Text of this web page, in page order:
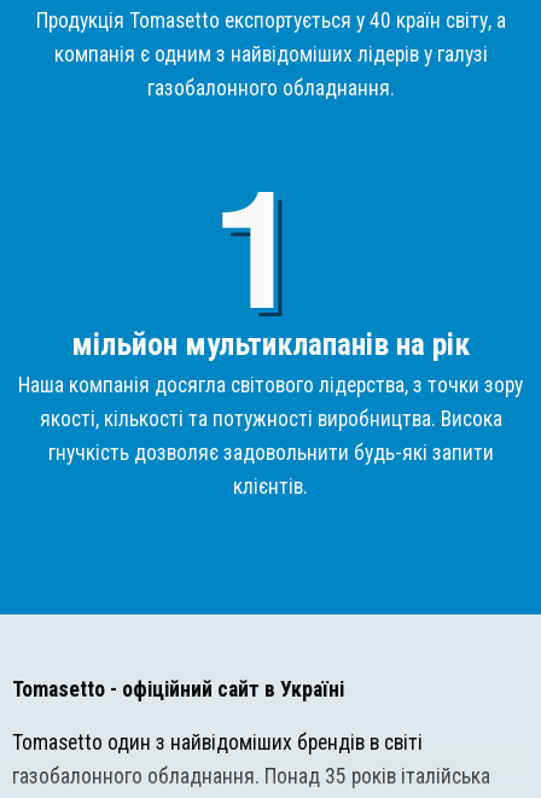
Продукція Tomasetto експортується у 40 країн світу, а
компанія є одним з найвідоміших лідерів у галузі
газобалонного обладнання.
мільйон мультиклапанів на рік
Наша компанія досягла світового лідерства, з точки зору
якості, кількості та потужності виробництва. Висока
гнучкість дозволяє задовольнити будь-які запити
клієнтів.
Tomasetto - офіційний сайт в Україні
Tomasetto один з найвідоміших брендів в світі
газобалонного обладнання. Понад 35 років італійська